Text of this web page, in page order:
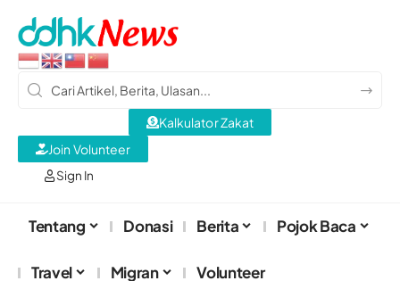
Sign In
Kalkulator Zakat
Join Volunteer
Tentang Donasi Berita Pojok Baca
Travel Migran Volunteer